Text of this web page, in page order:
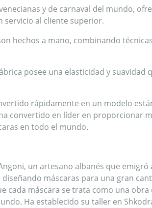
y de carnaval del mundo,
servicio al cliente superior.
hechos a mano, combinando
posee una elasticidad y
rápidamente en un modelo
convertido en líder en proporcionar
en todo el mundo.
un artesano albanés que
máscaras para una gran
cada máscara se trata como una
Ha establecido su taller en